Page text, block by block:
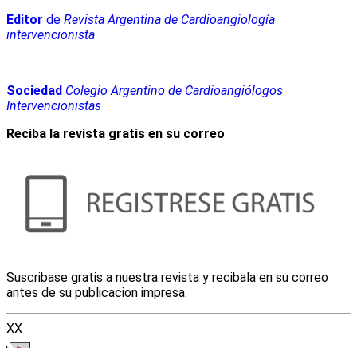
Editor de Revista Argentina de Cardioangiología
intervencionista
Sociedad Colegio Argentino de Cardioangiólogos
Intervencionistas
Reciba la revista gratis en su correo
Suscribase gratis a nuestra revista y recibala en su correo
antes de su publicacion impresa.
XX